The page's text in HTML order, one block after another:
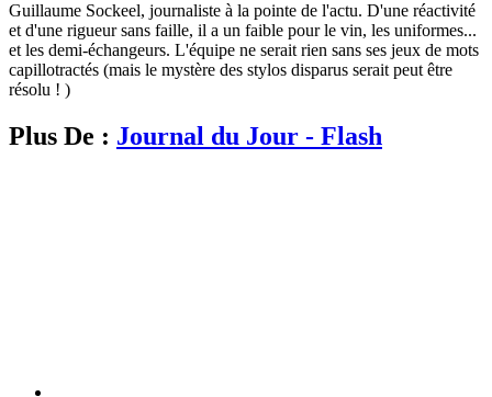
Guillaume Sockeel, journaliste à la pointe de l'actu. D'une réactivité
et d'une rigueur sans faille, il a un faible pour le vin, les uniformes...
et les demi-échangeurs. L'équipe ne serait rien sans ses jeux de mots
capillotractés (mais le mystère des stylos disparus serait peut être
résolu ! )
Plus De : Journal du Jour - Flash